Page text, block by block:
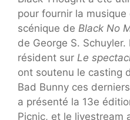
pour fournir la
scénique de Black No
de George S.
résident sur Le
ont soutenu le casting
Bad Bunny ces
a présenté la 13e
Picnic, et le livestream